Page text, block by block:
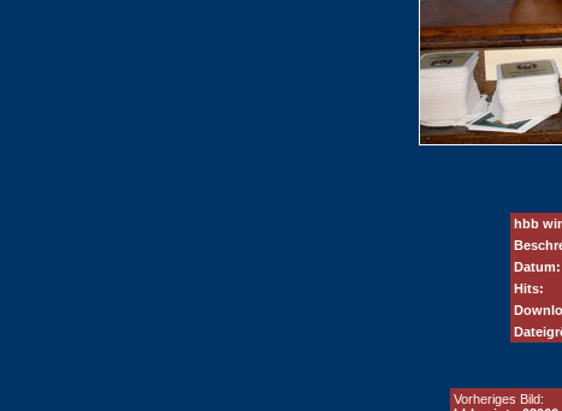
hbb
Datum:
Hits:
Vorheriges Bild: